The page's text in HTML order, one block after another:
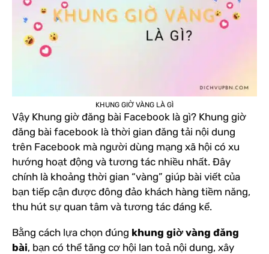
KHUNG GIỜ VÀNG LÀ GÌ
Vậy Khung giờ đăng bài Facebook là gì? Khung giờ
đăng bài facebook là thời gian đăng tải nội dung
trên Facebook mà người dùng mạng xã hội có xu
hướng hoạt động và tương tác nhiều nhất. Đây
chính là khoảng thời gian “vàng” giúp bài viết của
bạn tiếp cận được đông đảo khách hàng tiềm năng,
thu hút sự quan tâm và tương tác đáng kể.
Bằng cách lựa chọn đúng khung giờ vàng đăng
bài, bạn có thể tăng cơ hội lan toả nội dung, xây